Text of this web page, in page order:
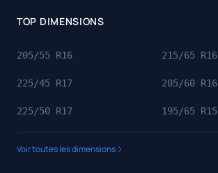
TOP DIMENSIONS
205/55 R16 215/65 R16
225/45 R17 205/60 R16
225/50 R17 195/65 R15
Voir toutes les dimensions